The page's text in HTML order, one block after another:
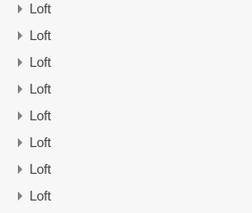
Loft
Loft
Loft
Loft
Loft
Loft
Loft
Loft